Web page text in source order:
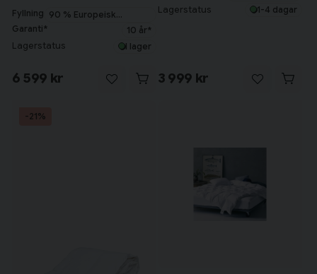
Fyllning 90 % Europeisk
Garanti* 10 år*
Lagerstatus I lager
6 599 kr
Lagerstatus 1-4 dagar
3 999 kr
-21%